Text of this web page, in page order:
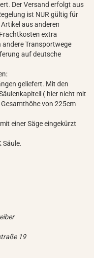
Der Versand erfolgt aus
ist NUR gültig für
aus anderen
extra
andere Transportwege
auf deutsche
geliefert. Mit den
( hier nicht mit
von 225cm
einer Säge eingekürzt
Säule.
19